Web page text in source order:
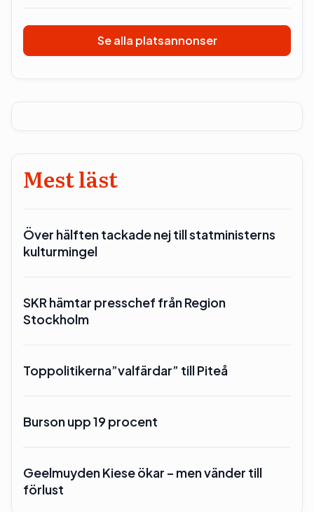
Se alla platsannonser
Mest läst
Över hälften tackade nej till statministerns
kulturmingel
SKR hämtar presschef från Region
Stockholm
Toppolitikerna”valfärdar” till Piteå
Burson upp 19 procent
Geelmuyden Kiese ökar – men vänder till
förlust